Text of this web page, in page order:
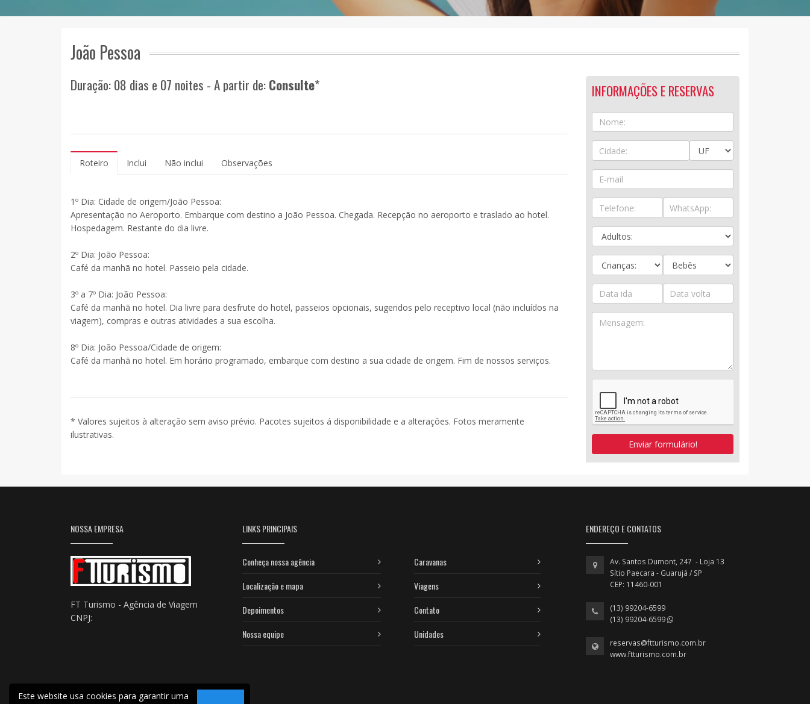
João Pessoa
Duração: 08 dias e 07 noites - A partir de:Consulte*
Roteiro Inclui Não inclui Observações
1º Dia: Cidade de origem/João Pessoa:
Apresentação no Aeroporto. Embarque com destino a João Pessoa. Chegada. Recepção no aeroporto e traslado ao hotel.
Hospedagem. Restante do dia livre.
2º Dia: João Pessoa:
Café da manhã no hotel. Passeio pela cidade.
3º a 7º Dia: João Pessoa:
Café da manhã no hotel. Dia livre para desfrute do hotel, passeios opcionais, sugeridos pelo receptivo local (não incluídos na
viagem), compras e outras atividades a sua escolha.
8º Dia: João Pessoa/Cidade de origem:
Café da manhã no hotel. Em horário programado, embarque com destino a sua cidade de origem. Fim de nossos serviços.
* Valores sujeitos à alteração sem aviso prévio. Pacotes sujeitos á disponibilidade e a alterações. Fotos meramente
ilustrativas.
INFORMAÇÕES E RESERVAS
Enviar formulário!
NOSSA EMPRESA
FT Turismo - Agência de Viagem
CNPJ:
LINKS PRINCIPAIS
Conheça nossa agência
Localização e mapa
Depoimentos
Nossa equipe
Caravanas
Viagens
Contato
Unidades
ENDEREÇO E CONTATOS
Av. Santos Dumont, 247 - Loja 13
Sítio Paecara - Guarujá / SP
CEP: 11460-001
(13) 99204-6599
(13) 99204-6599
reservas@ftturismo.com.br
www.ftturismo.com.br
Este website usa cookies para garantir uma